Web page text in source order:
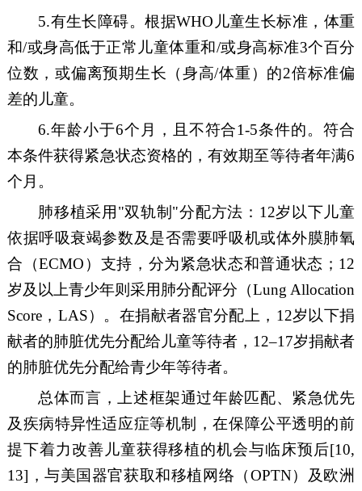
5.有生长障碍。根据WHO 儿童生长标准，体重
和/或身高低于正常儿童体重和/或身高标准3个百分
位数，或偏离预期生长（身高/体重）的2倍标准偏
差的儿童。
6.年龄小于6个月，且不符合1-5条件的。符合
本条件获得紧急状态资格的，有效期至等待者年满6
个月。
肺移植采用"双轨制 "分配方法： 12岁以下儿童
依据呼吸衰竭参数及是否需要呼吸机或体外膜肺氧
合（ECMO ）支持，分为紧急状态和普通状态； 12
岁及以上青少年则采用肺分配评分（Lung Allocation
Score， LAS）。在捐献者器官分配上， 12岁以下捐
献者的肺脏优先分配给儿童等待者， 12–17岁捐献者
的肺脏优先分配给青少年等待者。
总体而言，上述框架通过年龄匹配、紧急优先
及疾病特异性适应症等机制，在保障公平透明的前
提下着力改善儿童获得移植的机会与临床预后[10,
13] ，与美国器官获取和移植网络（OPTN）及欧洲